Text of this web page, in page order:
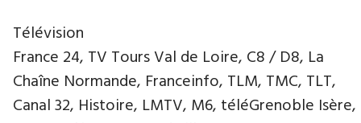
Télévision
France 24, TV Tours Val de Loire, C8 / D8, La
Chaîne Normande, Franceinfo, TLM, TMC, TLT,
Canal 32, Histoire, LMTV, M6, téléGrenoble Isère,